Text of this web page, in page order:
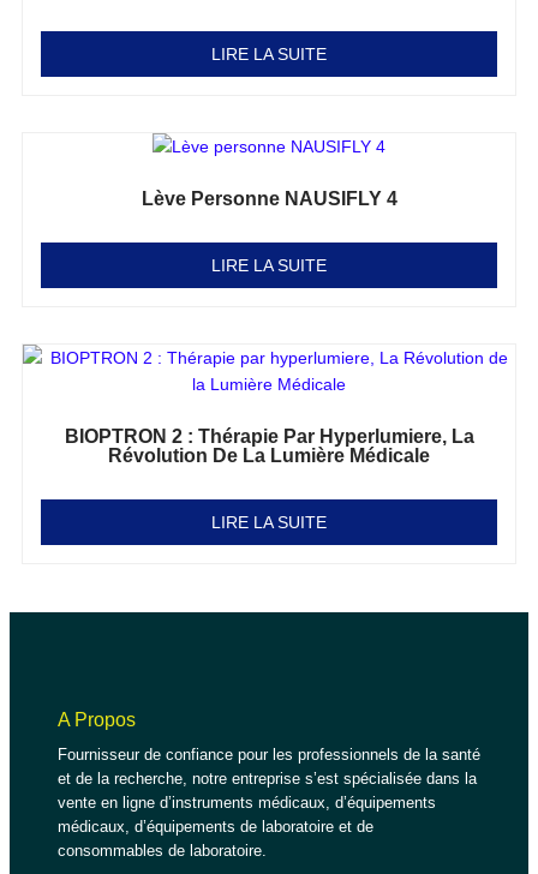
LIRE LA SUITE
Lève Personne NAUSIFLY 4
LIRE LA SUITE
BIOPTRON 2 : Thérapie Par Hyperlumiere, La
Révolution De La Lumière Médicale
LIRE LA SUITE
A Propos
Fournisseur de confiance pour les professionnels de la santé
et de la recherche, notre entreprise s’est spécialisée dans la
vente en ligne d’instruments médicaux, d’équipements
médicaux, d’équipements de laboratoire et de
consommables de laboratoire.